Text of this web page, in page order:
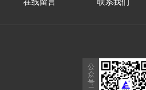
在线留言 联系我们
公
众
号